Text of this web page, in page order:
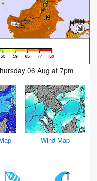
06 Aug at 7pm
Wind Map